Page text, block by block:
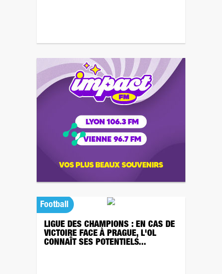
Football
LIGUE DES CHAMPIONS : EN CAS DE
VICTOIRE FACE À PRAGUE, L'OL
CONNAÎT SES POTENTIELS...